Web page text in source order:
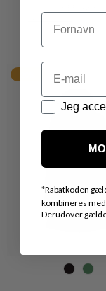
Navn
Email
Datapolitik
Jeg
*Rabatkoden
kombineres
Derudover